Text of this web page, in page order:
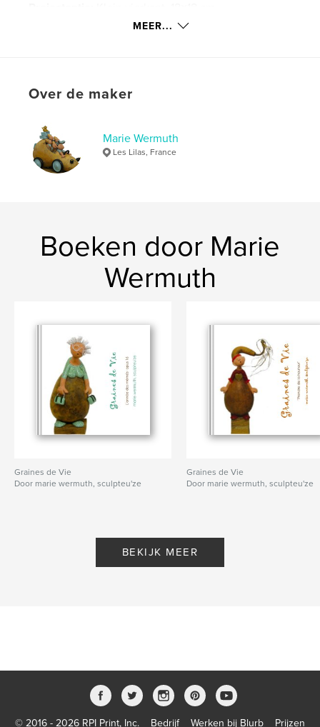
Datum publiceren:nov 18, 2014
Taal
Trefwoorden
technique mixte
MEER...
Over de maker
Marie Wermuth
Les Lilas, France
Boeken door Marie
Wermuth
Graines de Vie
Door marie wermuth, sculpteu'ze
Graines de Vie
Door marie wermuth, sculpteu'ze
BEKIJK MEER
© 2016 - 2026 RPI Print, Inc. Bedrijf Werken bij Blurb Prijzen